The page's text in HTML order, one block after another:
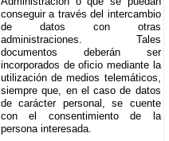
conseguir a través del intercambio
de datos con otras
administraciones. Tales
documentos deberán ser
incorporados de oficio mediante la
utilización de medios telemáticos,
siempre que, en el caso de datos
de carácter personal, se cuente
con el consentimiento de la
persona interesada.